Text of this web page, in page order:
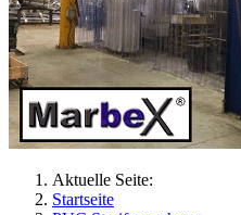
Aktuelle Seite:
Startseite